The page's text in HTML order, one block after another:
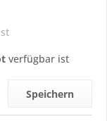
verfügbar ist
Speichern